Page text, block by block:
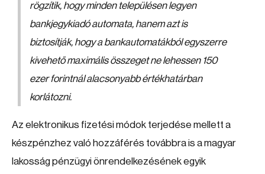
rögzítik, hogy minden településen legyen
bankjegykiadó automata, hanem azt is
biztosítják, hogy a bankautomatákból egyszerre
kivehető maximális összeget ne lehessen 150
ezer forintnál alacsonyabb értékhatárban
korlátozni.
Az elektronikus fizetési módok terjedése mellett a
készpénzhez való hozzáférés továbbra is a magyar
lakosság pénzügyi önrendelkezésének egyik